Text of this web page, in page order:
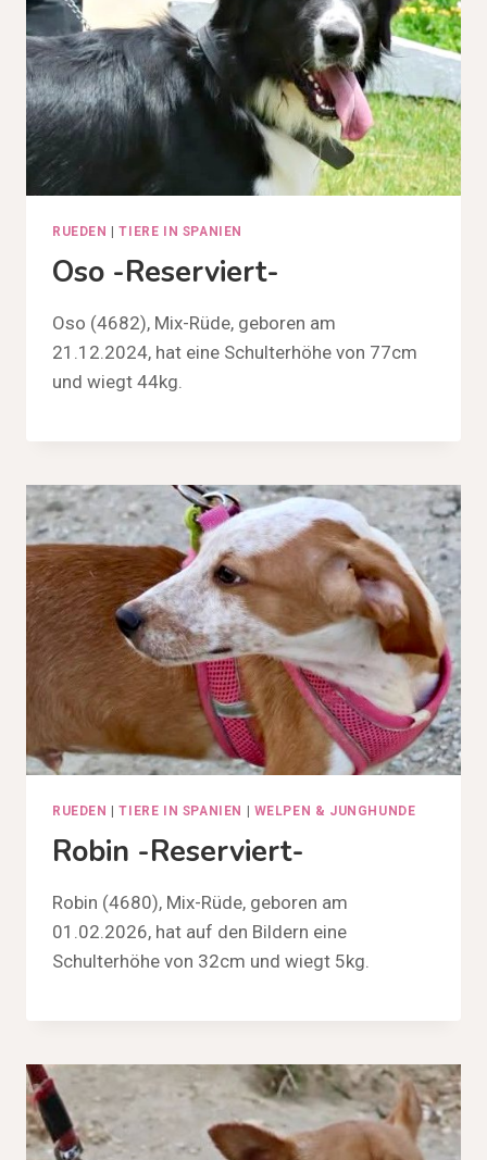
RUEDEN |TIERE IN SPANIEN
Oso -reserviert-
Oso (4682), Mix-Rüde, geboren am
21.12.2024, hat eine Schulterhöhe von 77cm
und wiegt 44kg.
RUEDEN |TIERE IN SPANIEN WELPEN & JUNGHUNDE
Robin -reserviert-
Robin (4680), Mix-Rüde, geboren am
01.02.2026, hat auf den Bildern eine
Schulterhöhe von 32cm und wiegt 5kg.